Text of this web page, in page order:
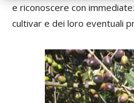
e riconoscere con
cultivar e dei loro eventuali